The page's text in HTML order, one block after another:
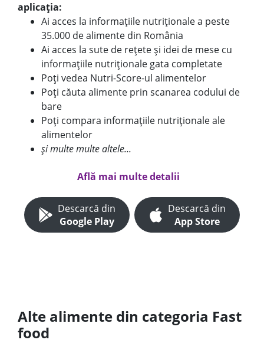
aplicația:
Ai acces la informațiile nutriționale a peste
35.000 de alimente din România
Ai acces la sute de rețete și idei de mese cu
informațiile nutriționale gata completate
Poți vedea Nutri-Score-ul alimentelor
Poți căuta alimente prin scanarea codului de
bare
Poți compara informațiile nutriționale ale
alimentelor
și multe multe altele...
Află mai multe detalii
Descarcă din
Google Play
Descarcă din
App Store
Alte alimente din categoria Fast
food